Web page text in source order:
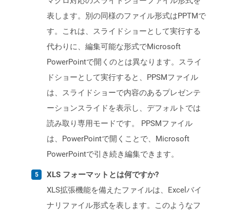
表します。別の同様のファイル形式はPPTMで
す。これは、スライドショーとして実行する
代わりに、編集可能な形式でMicrosoft
PowerPointで開くのとは異なります。スライ
ドショーとして実行すると、PPSMファイル
は、スライドショーで内容のあるプレゼンテ
ーションスライドを表示し、デフォルトでは
読み取り専用モードです。 PPSMファイル
は、PowerPointで開くことで、Microsoft
PowerPointで引き続き編集できます。
XLS フォーマットとは何ですか?
XLS拡張機能を備えたファイルは、Excelバイ
ナリファイル形式を表します。このようなフ